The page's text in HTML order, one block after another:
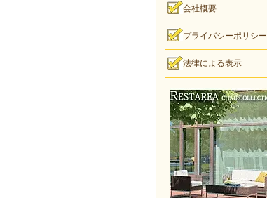
会社概要
プライバシーポリシー
法律による表示